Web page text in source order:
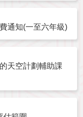
通知(一至六年級)
天空計劃輔助課